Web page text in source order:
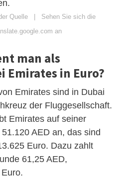
Quelle | Sehen Sie sich die
an
man als
Emirates in Euro?
Emirates sind in Dubai
der Fluggesellschaft.
Emirates auf seiner
AED an, das sind
Euro. Dazu zahlt
61,25 AED,